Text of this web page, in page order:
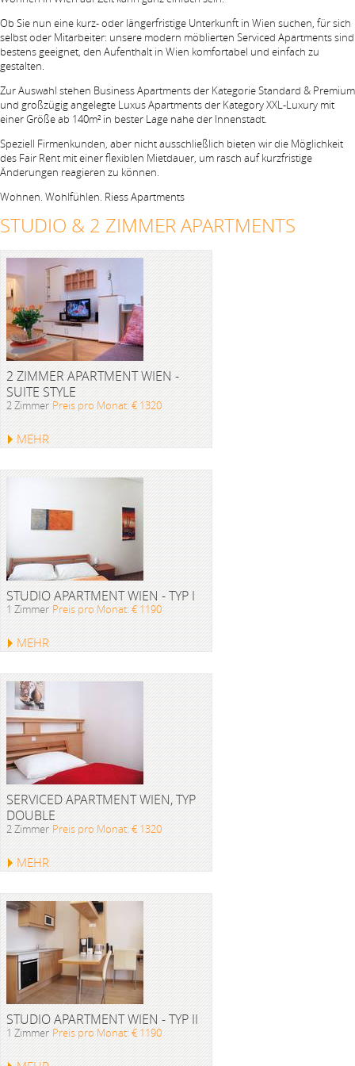
Ob Sie nun eine kurz- oder längerfristige Unterkunft in Wien suchen, für sich
selbst oder Mitarbeiter: unsere modern möblierten Serviced Apartments sind
bestens geeignet, den Aufenthalt in Wien komfortabel und einfach zu
gestalten.
Zur Auswahl stehen Business Apartments der Kategorie Standard & Premium
und großzügig angelegte Luxus Apartments der Kategory XXL-Luxury mit
einer Größe ab 140m² in bester Lage nahe der Innenstadt.
Speziell Firmenkunden, aber nicht ausschließlich bieten wir die Möglichkeit
des Fair Rent mit einer flexiblen Mietdauer, um rasch auf kurzfristige
Änderungen reagieren zu können.
Wohnen. Wohlfühlen. Riess Apartments
STUDIO & 2 ZIMMER APARTMENTS
2 ZIMMER APARTMENT WIEN -
SUITE STYLE
2 Zimmer Preis pro Monat: € 1320
MEHR
STUDIO APARTMENT WIEN - TYP I
1 Zimmer Preis pro Monat: € 1190
MEHR
SERVICED APARTMENT WIEN, TYP
DOUBLE
2 Zimmer Preis pro Monat: € 1320
MEHR
STUDIO APARTMENT WIEN - TYP II
1 Zimmer Preis pro Monat: € 1190